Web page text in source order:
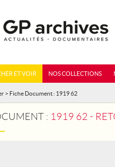
ET VOIR NOS COLLECTIONS
> Fiche Document : 1919 62
: 1919 62 -